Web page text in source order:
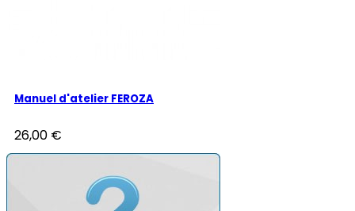
Manuel d'atelier FEROZA
26,00 €